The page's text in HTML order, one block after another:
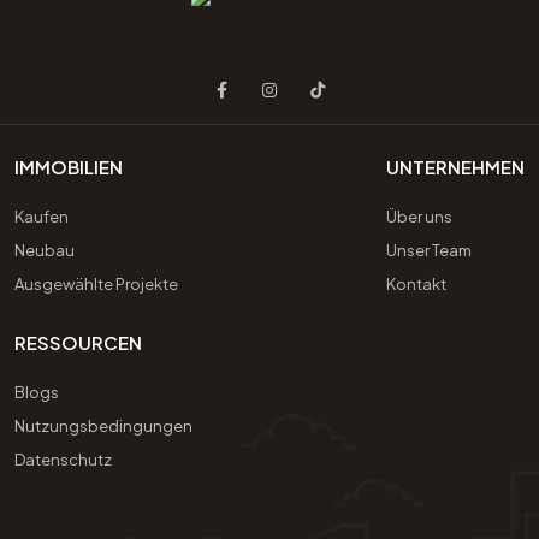
IMMOBILIEN
Kaufen
Neubau
Ausgewählte Projekte
UNTERNEHMEN
Über uns
Unser Team
Kontakt
RESSOURCEN
Blogs
Nutzungsbedingungen
Datenschutz